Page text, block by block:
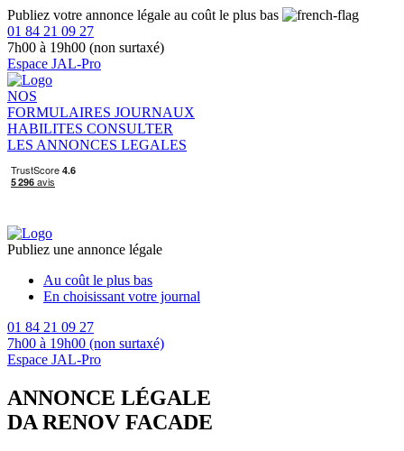
Publiez votre annonce légale au coût le plus bas
01 84 21 09 27
7h00 à 19h00 (non surtaxé)
Espace JAL-Pro
NOS
FORMULAIRES JOURNAUX
HABILITES CONSULTER
LES ANNONCES LEGALES
Publiez une annonce légale
Au coût le plus bas
En choisissant votre journal
01 84 21 09 27
7h00 à 19h00 (non surtaxé)
Espace JAL-Pro
ANNONCE LÉGALE
DA RENOV FACADE